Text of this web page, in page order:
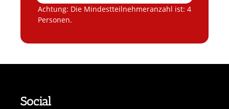
Achtung: Die Mindestteilnehmeranzahl ist: 4
Personen.
Social